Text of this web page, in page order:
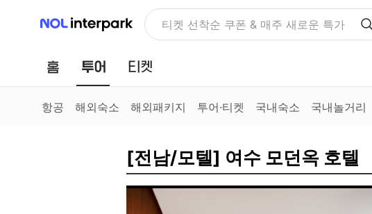
NOL 인터파크 NOLDAY, 최대 70% 여행 혜택
홈 투어
항공 해외숙소 해외패키지 투어·티켓 국내숙소 국내놀거리
[전남/모텔] 여수 모던옥 호텔